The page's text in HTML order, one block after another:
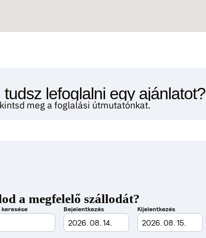
tudsz lefoglalni egy ajánlatot?
meg a foglalási útmutatónkat.
a megfelelő szállodát?